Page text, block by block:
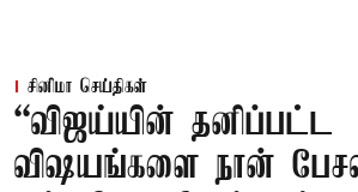
சினிமா செய்திகள்
“விஜய்யின் தனிப்பட்ட
விஷயங்களை நான்